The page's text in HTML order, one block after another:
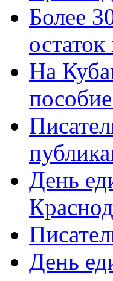
Более
На
День
День